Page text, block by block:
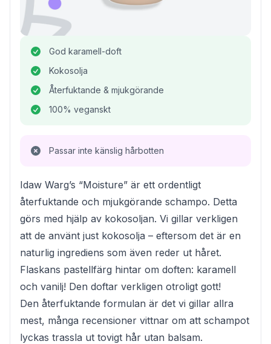
God karamell-doft
Kokosolja
Återfuktande & mjukgörande
100% veganskt
Passar inte känslig hårbotten
Idaw Warg’s “Moisture” är ett ordentligt
återfuktande och mjukgörande schampo. Detta
görs med hjälp av kokosoljan. Vi gillar verkligen
att de använt just kokosolja – eftersom det är en
naturlig ingrediens som även reder ut håret.
Flaskans pastellfärg hintar om doften: karamell
och vanilj! Den doftar verkligen otroligt gott!
Den återfuktande formulan är det vi gillar allra
mest, många recensioner vittnar om att schampot
lyckas trassla ut tovigt hår utan balsam.